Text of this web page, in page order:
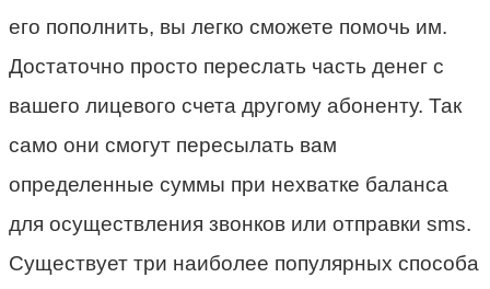
его пополнить, вы легко сможете помочь им.
Достаточно просто переслать часть денег с
вашего лицевого счета другому абоненту. Так
само они смогут пересылать вам
определенные суммы при нехватке баланса
для осуществления звонков или отправки sms.
Существует три наиболее популярных способа